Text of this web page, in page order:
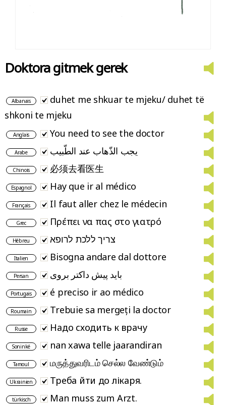
Doktora gitmek gerek
Albanais
duhet me shkuar te mjeku/ duhet të
shkoni te mjeku
Anglais You need to see the doctor
Arabe يجب الذّهاب عند الطّبيب
Chinois 必须去看医生
Espagnol Hay que ir al médico
Français Il faut aller chez le médecin
Grec Πρέπει να πας στο γιατρό
Hébreu צריך ללכת לרופא
Italien Bisogna andare dal dottore
Persan باید پیش داکتر بروی
Portugais é preciso ir ao médico
Roumain Trebuie sa mergeți la doctor
Russe Надо сходить к врачу
Soninké nan xawa telle jaarandiran
Tamoul மருத்துவரிடம் செல்ல வேண்டும்
Ukrainien Треба йти до лікаря.
türkisch Man muss zum Arzt.